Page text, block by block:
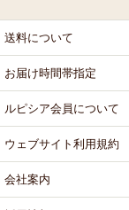
送料について
お届け時間帯指定
ルピシア会員について
ウェブサイト利用規約
会社案内